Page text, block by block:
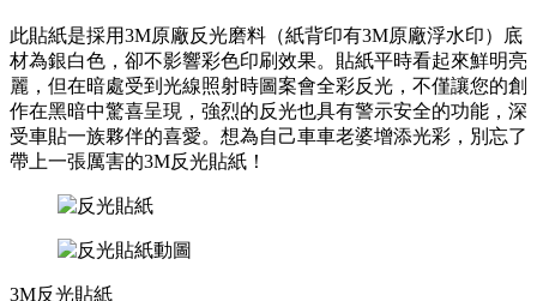
此貼紙是採用3M原廠反光磨料（紙背印有3M原廠浮水印）底
材為銀白色，卻不影響彩色印刷效果。貼紙平時看起來鮮明亮
麗，但在暗處受到光線照射時圖案會全彩反光，不僅讓您的創
作在黑暗中驚喜呈現，強烈的反光也具有警示安全的功能，深
受車貼一族夥伴的喜愛。想為自己車車老婆增添光彩，別忘了
帶上一張厲害的3M反光貼紙！
3M反光貼紙